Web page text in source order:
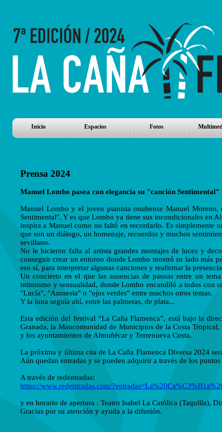
Prensa 2024
Manuel Lombo pasea con elegancia su "canción Sentimental"
Manuel Lombo y el joven pianista onubense Manuel
Sentimental". Y es que Lombo ya tiene sus incondicionales en
inspira a Manuel como no faltó en recordarlo. Es simplemente
que son un diálogo, un homenaje, recuerdos y muchos
sevillano.
No le hicieron falta al artista grandes montajes de luces y
conseguir crear un entorno donde Lombo mostró su lado más
eso sí, para interpretar algunas canciones y reafirmar la
Un concierto en el que las ausencias de pausas entre un
intimismo y sensualidad, donde Lombo encandiló a todos con
"Lucía", "Amnesia" o "ojos verdes" entre muchos otros temas.
Y la luna seguía ahí, entre las palmeras, de plata...
Esta edición del festival “La Caña Flamenca”, está bajo la
Granada, la Mancomunidad de Municipios de la Costa
y los ayuntamientos de Almuñécar y Torrenueva Costa.
La próxima y última cita de La Caña Flamenca Diversa 2024
Aún quedan entradas y se pueden adquirir a través de los
A través de redentradas:
https://www.redentradas.com/
y en horario de apertura : Teatro Isabel La Católica (Taquilla),
Gracias por su atención y ayuda a la difusión.
Inicio Espacios Fotos